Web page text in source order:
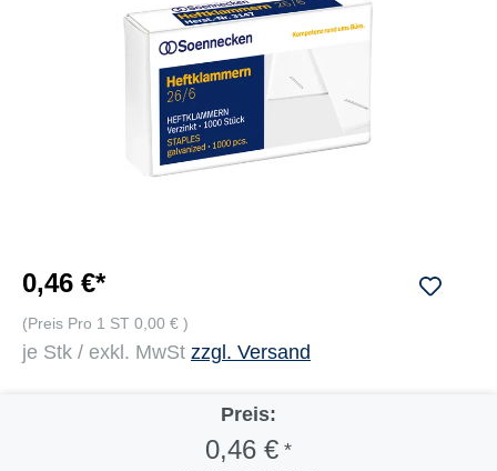
0,46 €*
(Preis Pro 1 ST 0,00 € )
je Stk / exkl. MwSt zzgl. Versand
Preis:
0,46 € *